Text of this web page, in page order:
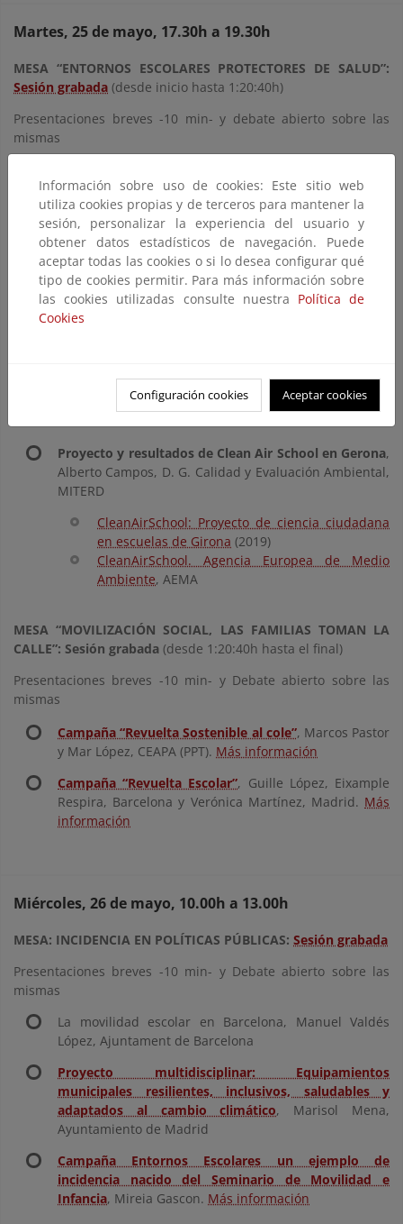
Martes, 25 de mayo, 17.30h a 19.30h
MESA “ENTORNOS ESCOLARES PROTECTORES DE SALUD”:
Sesión grabada (desde inicio hasta 1:20:40h)
Presentaciones breves -10 min- y debate abierto sobre las
mismas
Campillo i López, Unitat de Salut Medioambiental
Pediàtrica (PEHSU), EPTG, Fundació Hospital d'Olot i
Comarcal de la Garrotxa
Salud Medioambiental Escolar: Caminando al cole y
Aire Limpio, un modelo para innovar, Juan Antonio
Ortega, Hospital de la Arreixaca (Murcia), coordinador
del comité de Salud Medioambiental de la AEP
Caminando al cole: un modelo para innovar en
salud y medio ambiente
. Asociación Española
Proyecto y resultados de Clean Air School en Gerona,
Alberto Campos, D. G. Calidad y Evaluación Ambiental,
MITERD
CleanAirSchool: Proyecto de ciencia ciudadana
en escuelas de Girona (2019)
CleanAirSchool. Agencia Europea de Medio
Ambiente, AEMA
MESA “MOVILIZACIÓN SOCIAL, LAS FAMILIAS TOMAN LA
CALLE”: Sesión grabada (desde 1:20:40h hasta el final)
Presentaciones breves -10 min- y Debate abierto sobre las
mismas
Campaña “Revuelta Sostenible al cole”, Marcos Pastor
y Mar López, CEAPA (PPT). Más información
Campaña “Revuelta Escolar”, Guille López, Eixample
Respira, Barcelona y Verónica Martínez, Madrid. Más
información
Miércoles, 26 de mayo, 10.00h a 13.00h
MESA: INCIDENCIA EN POLÍTICAS PÚBLICAS: Sesión grabada
Presentaciones breves -10 min- y Debate abierto sobre las
mismas
La movilidad escolar en Barcelona, Manuel Valdés
López, Ajuntament de Barcelona
Proyecto multidisciplinar: Equipamientos
municipales resilientes, inclusivos, saludables y
adaptados al cambio climático, Marisol Mena,
Ayuntamiento de Madrid
Campaña Entornos Escolares un ejemplo de
incidencia nacido del Seminario de Movilidad e
Infancia, Mireia Gascon. Más información
Información sobre uso de cookies: Este sitio web
utiliza cookies propias y de terceros para mantener la
sesión, personalizar la experiencia del usuario y
obtener datos estadísticos de navegación. Puede
aceptar todas las cookies o si lo desea configurar qué
tipo de cookies permitir. Para más información sobre
las cookies utilizadas consulte nuestra Política de
Cookies
Configuración cookies Aceptar cookies